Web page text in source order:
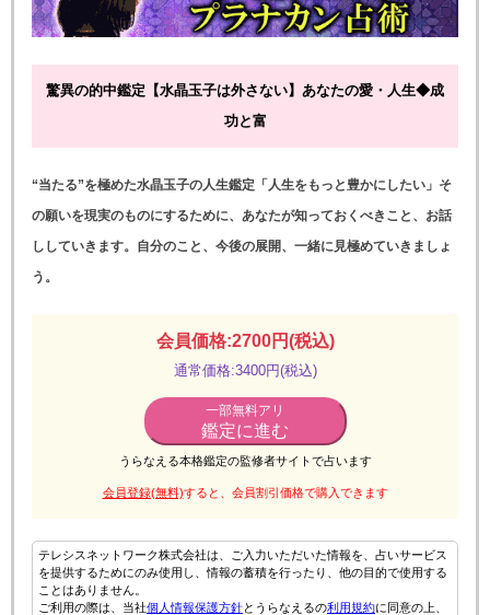
驚異の的中鑑定【水晶玉子は外さない】あなたの愛・人生◆成
功と富
“当たる”を極めた水晶玉子の人生鑑定「人生をもっと豊かにしたい」そ
の願いを現実のものにするために、あなたが知っておくべきこと、お話
ししていきます。自分のこと、今後の展開、一緒に見極めていきましょ
う。
会員価格:2700円(税込)
通常価格:3400円(税込)
一部無料アリ
鑑定に進む
うらなえる本格鑑定の監修者サイトで占います
会員登録(無料)すると、会員割引価格で購入できます
テレシスネットワーク株式会社は、ご入力いただいた情報を、占いサービス
を提供するためにのみ使用し、情報の蓄積を行ったり、他の目的で使用する
ことはありません。
ご利用の際は、当社個人情報保護方針とうらなえるの利用規約に同意の上、